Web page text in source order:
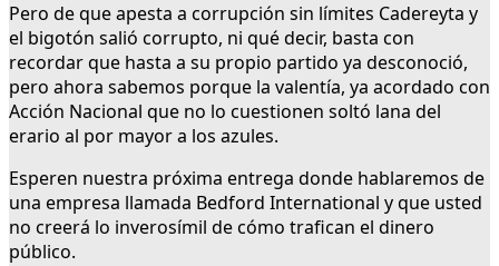
Pero de que apesta a corrupción sin límites Cadereyta y
el bigotón salió corrupto, ni qué decir, basta con
recordar que hasta a su propio partido ya desconoció,
pero ahora sabemos porque la valentía, ya acordado con
Acción Nacional que no lo cuestionen soltó lana del
erario al por mayor a los azules.
Esperen nuestra próxima entrega donde hablaremos de
una empresa llamada Bedford International y que usted
no creerá lo inverosímil de cómo trafican el dinero
público.